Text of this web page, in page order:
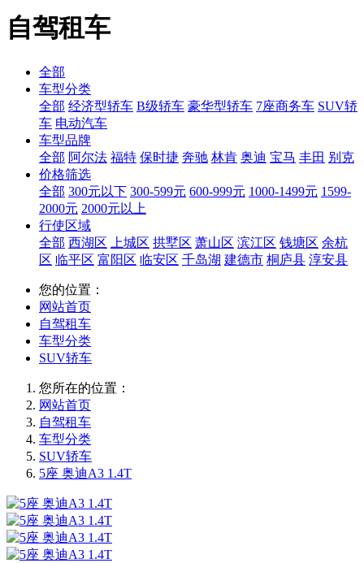
自驾租车
全部
车型分类
全部 经济型轿车 B级轿车 豪华型轿车 7座商务车 SUV轿
车 电动汽车
车型品牌
全部 阿尔法 福特 保时捷 奔驰 林肯 奥迪 宝马 丰田 别克
价格筛选
全部 300元以下 300-599元 600-999元 1000-1499元 1599-
2000元 2000元以上
行使区域
全部 西湖区 上城区 拱墅区 萧山区 滨江区 钱塘区 余杭
区 临平区 富阳区 临安区 千岛湖 建德市 桐庐县 淳安县
您的位置：
网站首页
自驾租车
车型分类
SUV轿车
您所在的位置：
网站首页
自驾租车
车型分类
SUV轿车
5座 奥迪A3 1.4T